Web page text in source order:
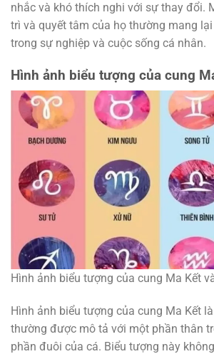
nhắc và khó thích nghi với sự thay đổi.
trì và quyết tâm của họ thường mang
trong sự nghiệp và cuộc sống cá nhân.
Hình ảnh biểu tượng của cung
Hình ảnh biểu tượng của cung Ma Kết
Hình ảnh biểu tượng của cung Ma Kết
thường được mô tả với một phần thân
phần đuôi của cá. Biểu tượng này